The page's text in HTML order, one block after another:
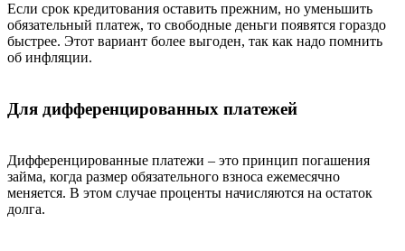
Если срок кредитования оставить прежним, но уменьшить
обязательный платеж, то свободные деньги появятся гораздо
быстрее. Этот вариант более выгоден, так как надо помнить
об инфляции.
Для дифференцированных платежей
Дифференцированные платежи – это принцип погашения
займа, когда размер обязательного взноса ежемесячно
меняется. В этом случае проценты начисляются на остаток
долга.